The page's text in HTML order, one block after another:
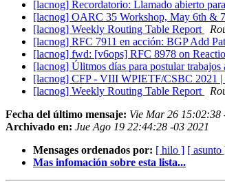
[lacnog] Recordatorio: Llamado abierto
[lacnog] OARC 35 Workshop, May 6th &
[lacnog] Weekly Routing Table Report
[lacnog] RFC 7911 en acción: BGP Add
[lacnog] fwd: [v6ops] RFC 8978 on
[lacnog] Úlitmos días para postular
[lacnog] CFP - VIII WPIETF/CSBC
[lacnog] Weekly Routing Table Report
Fecha del último mensaje: Vie Mar 26 15:02:38
Archivado en: Jue Ago 19 22:44:28 -03 2021
Mensages ordenados por: [ hilo ] [ asunto
Mas infomación sobre esta lista...